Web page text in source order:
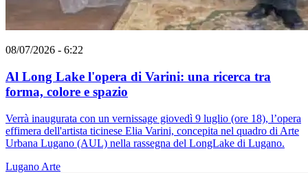
08/07/2026 - 6:22
Al Long Lake l'opera di Varini: una ricerca tra
forma, colore e spazio
Verrà inaugurata con un vernissage giovedì 9 luglio (ore 18), l’opera
effimera dell'artista ticinese Elia Varini, concepita nel quadro di Arte
Urbana Lugano (AUL) nella rassegna del LongLake di Lugano.
Lugano Arte